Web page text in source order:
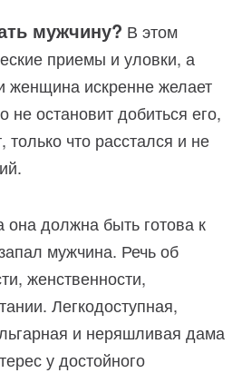
мужчину? В этом
приемы и уловки, а
женщина искренне желает
не остановит добиться его,
что расстался и не
она должна быть готова к
мужчина. Речь об
женственности,
Легкодоступная,
и неряшливая дама
у достойного